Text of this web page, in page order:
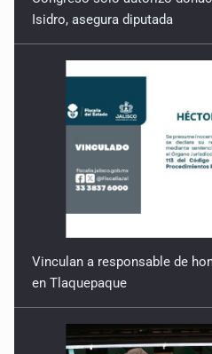
Isidro, asegura diputada
Vinculan a responsable de
en Tlaquepaque